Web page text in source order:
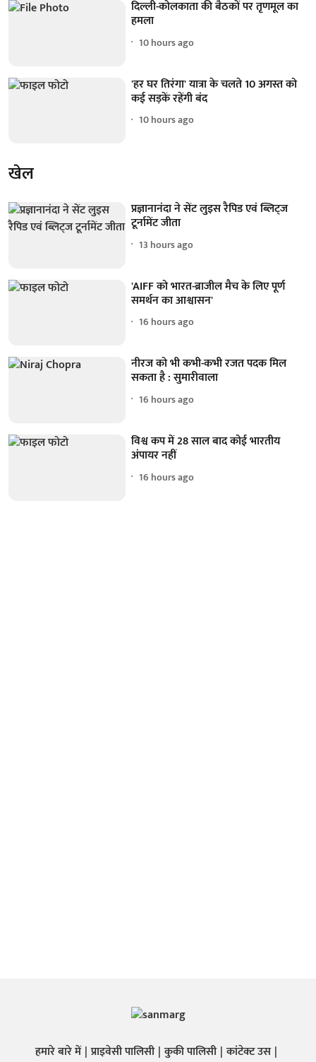
दिल्ली-कोलकाता की बैठकों पर तृणमूल का
हमला
10 hours ago
'हर घर तिरंगा' यात्रा के चलते 10 अगस्त को
कई सड़कें रहेंगी बंद
10 hours ago
खेल
प्रज्ञानानंदा ने सेंट लुइस रैपिड एवं ब्लिट्ज
टूर्नामेंट जीता
13 hours ago
'AIFF को भारत-ब्राजील मैच के लिए पूर्ण
समर्थन का आश्वासन'
16 hours ago
नीरज को भी कभी-कभी रजत पदक मिल
सकता है : सुमारीवाला
16 hours ago
विश्व कप में 28 साल बाद कोई भारतीय
अंपायर नहीं
16 hours ago
हमारे बारे में प्राइवेसी पालिसी कुकी पालिसी कांटेक्ट उस